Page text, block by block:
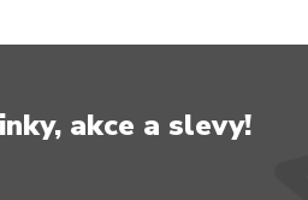
akce a slevy!